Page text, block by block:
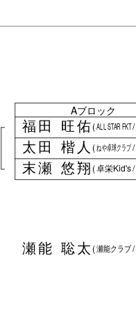
Aブロック
福田 旺佑(ALL STAR FKT/
太田 楷人 (ねや卓球クラブ/
末瀬 悠翔 (卓栄Kid's/
瀬能 聡太 (瀬能クラブ/